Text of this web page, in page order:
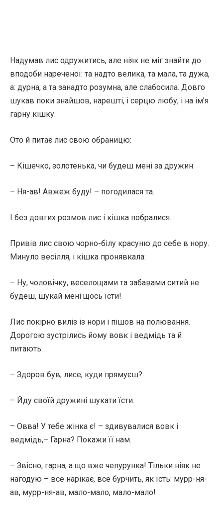
Надумав лис одружитись, але ніяк не міг знайти до
вподоби нареченої: та надто велика, та мала, та дужа,
а: дурна, а та занадто розумна, але слабосила. Довго
шукав поки знайшов, нарешті, і серцю любу, і на ім’я
гарну кішку.
Ото й питає лис свою обраницю:
– Кішечко, золотенька, чи будеш мені за дружин
– Ня-ав! Авжеж буду! – погодилася та.
І без довгих розмов лис і кішка побралися.
Привів лис свою чорно-білу красуню до себе в нору.
Минуло весілля, і кішка пронявкала:
– Ну, чоловічку, веселощами та забавами ситий не
будеш, шукай мені щось їсти!
Лис покірно виліз із нори і пішов на полювання.
Дорогою зустрілись йому вовк і ведмідь та й
питають:
– Здоров був, лисе, куди прямуєш?
– Йду своїй дружині шукати їсти.
– Овва! У тебе жінка є! – здивувалися вовк і
ведмідь,– Гарна? Покажи її нам.
– Звісно, гарна, а що вже чепурунка! Тільки ніяк не
нагодую – все нарікає, все бурчить, як їсть: мурр-ня-
ав, мурр-ня-ав, мало-мало, мало-мало!